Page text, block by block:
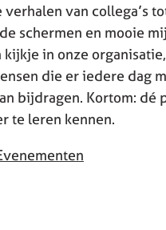
van collega’s
schermen en mooie
in onze
die er iedere dag
bijdragen. Kortom: dé
te leren kennen.